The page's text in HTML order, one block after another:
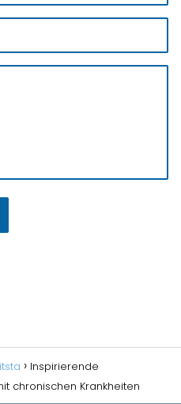
Inspirierende
chronischen Krankheiten